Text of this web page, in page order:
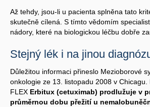
Až tehdy, jsou-li u pacienta splněna tato
skutečně cílená. S tímto vědomím
nádory, které na biologickou léčbu dobře
Stejný lék i na jinou
Důležitou informaci přineslo Mezioborové
onkologie ze 13. listopadu 2008 v Chicagu.
FLEX Erbitux (cetuximab) prodlužuje v
průměrnou dobu přežití u